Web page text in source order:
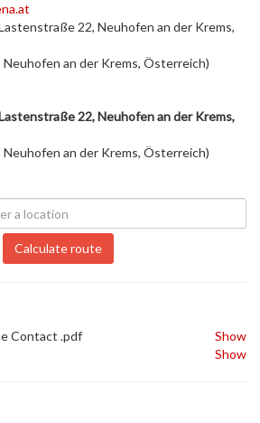
22, Neuhofen an der Krems,
an der Krems, Österreich)
22, Neuhofen an der Krems,
an der Krems, Österreich)
Calculate route
Contact .pdf
Show
Show